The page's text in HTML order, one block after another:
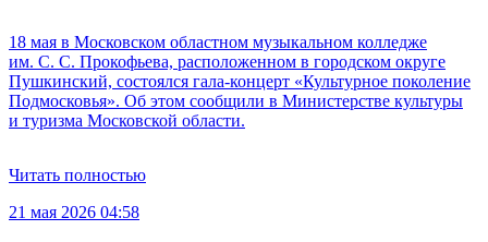
18 мая в Московском областном музыкальном колледже
им. С. С. Прокофьева, расположенном в городском округе
Пушкинский, состоялся гала-концерт «Культурное поколение
Подмосковья». Об этом сообщили в Министерстве культуры
и туризма Московской области.
Читать полностью
21 мая 2026 04:58